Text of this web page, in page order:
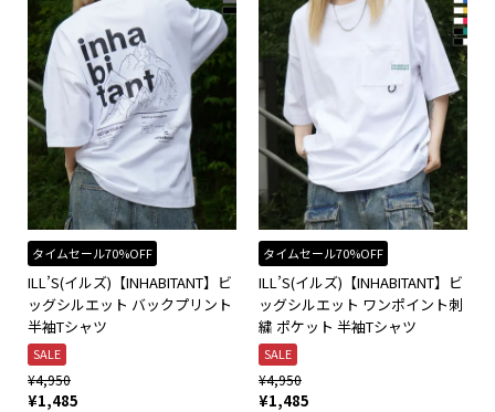
タイムセール70%OFF
ILL’S(イルズ)【INHABITANT】ビ
ッグシルエット バックプリント
半袖Tシャツ
SALE
¥4,950
¥1,485
タイムセール70%OFF
ILL’S(イルズ)【INHABITANT】ビ
ッグシルエット ワンポイント刺
繍 ポケット 半袖Tシャツ
SALE
¥4,950
¥1,485